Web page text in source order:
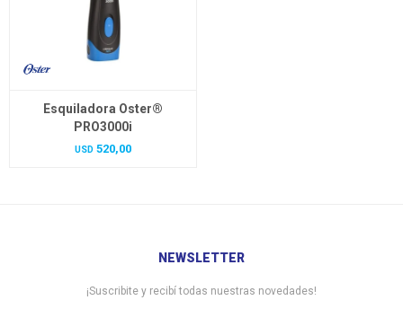
Esquiladora Oster®
PRO3000i
USD 520,00
NEWSLETTER
¡Suscribite y recibí todas nuestras novedades!